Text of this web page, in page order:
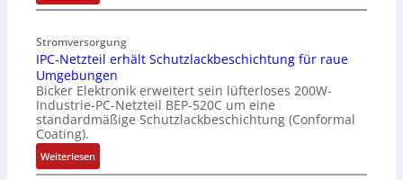
r
e
l
o
s
e
M
u
l
V
r
b
e
s
s
e
r
t
Stromversorgung
IPC-Netzteil erhält Schutzlackbeschichtung für raue
Umgebungen
Bicker Elektronik erweitert sein lüfterloses 200W-
Industrie-PC-Netzteil BEP-520C um eine
standardmäßige Schutzlackbeschichtung (Conformal
Coating).
Weiterlesen:
I